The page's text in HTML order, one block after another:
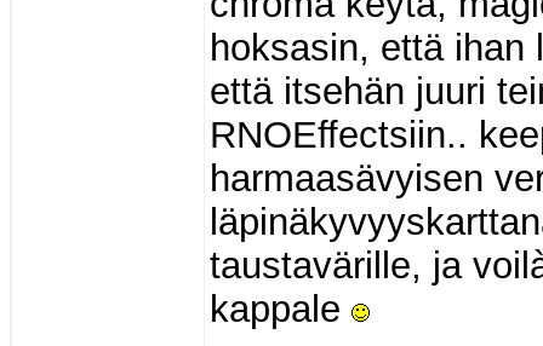
hoksasin, että
että itsehän juuri
RNOEffectsiin..
harmaasävyisen
taustavärille, ja
kappale